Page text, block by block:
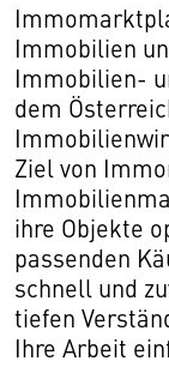
Immobilien
Immobilien-
dem
Ziel von
ihre Objekte
passenden
schnell und
tiefen
Ihre Arbeit